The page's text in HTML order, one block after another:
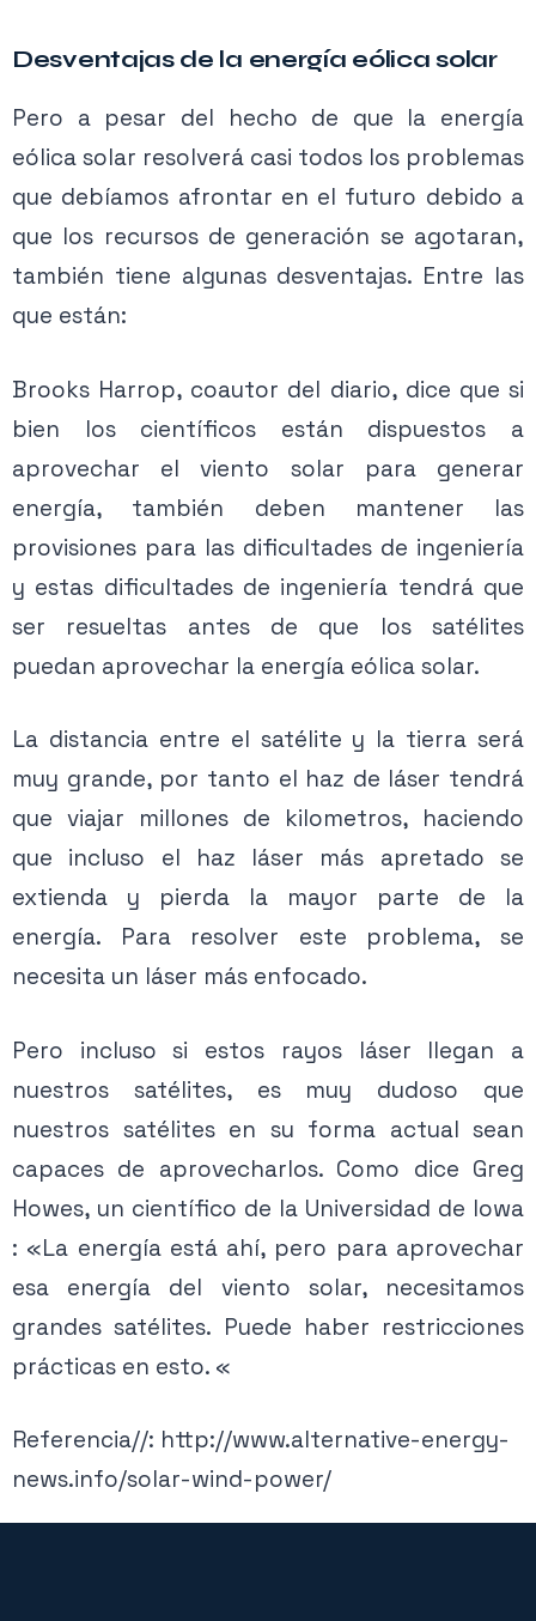
Desventajas de la energía eólica solar
Pero a pesar del hecho de que la energía
eólica solar resolverá casi todos los problemas
que debíamos afrontar en el futuro debido a
que los recursos de generación se agotaran,
también tiene algunas desventajas. Entre las
que están:
Brooks Harrop, coautor del diario, dice que si
bien los científicos están dispuestos a
aprovechar el viento solar para generar
energía, también deben mantener las
provisiones para las dificultades de ingeniería
y estas dificultades de ingeniería tendrá que
ser resueltas antes de que los satélites
puedan aprovechar la energía eólica solar.
La distancia entre el satélite y la tierra será
muy grande, por tanto el haz de láser tendrá
que viajar millones de kilometros, haciendo
que incluso el haz láser más apretado se
extienda y pierda la mayor parte de la
energía. Para resolver este problema, se
necesita un láser más enfocado.
Pero incluso si estos rayos láser llegan a
nuestros satélites, es muy dudoso que
nuestros satélites en su forma actual sean
capaces de aprovecharlos. Como dice Greg
Howes, un científico de la Universidad de Iowa
: «La energía está ahí, pero para aprovechar
esa energía del viento solar, necesitamos
grandes satélites. Puede haber restricciones
prácticas en esto. «
Referencia//: http://www.alternative-energy-
news.info/solar-wind-power/